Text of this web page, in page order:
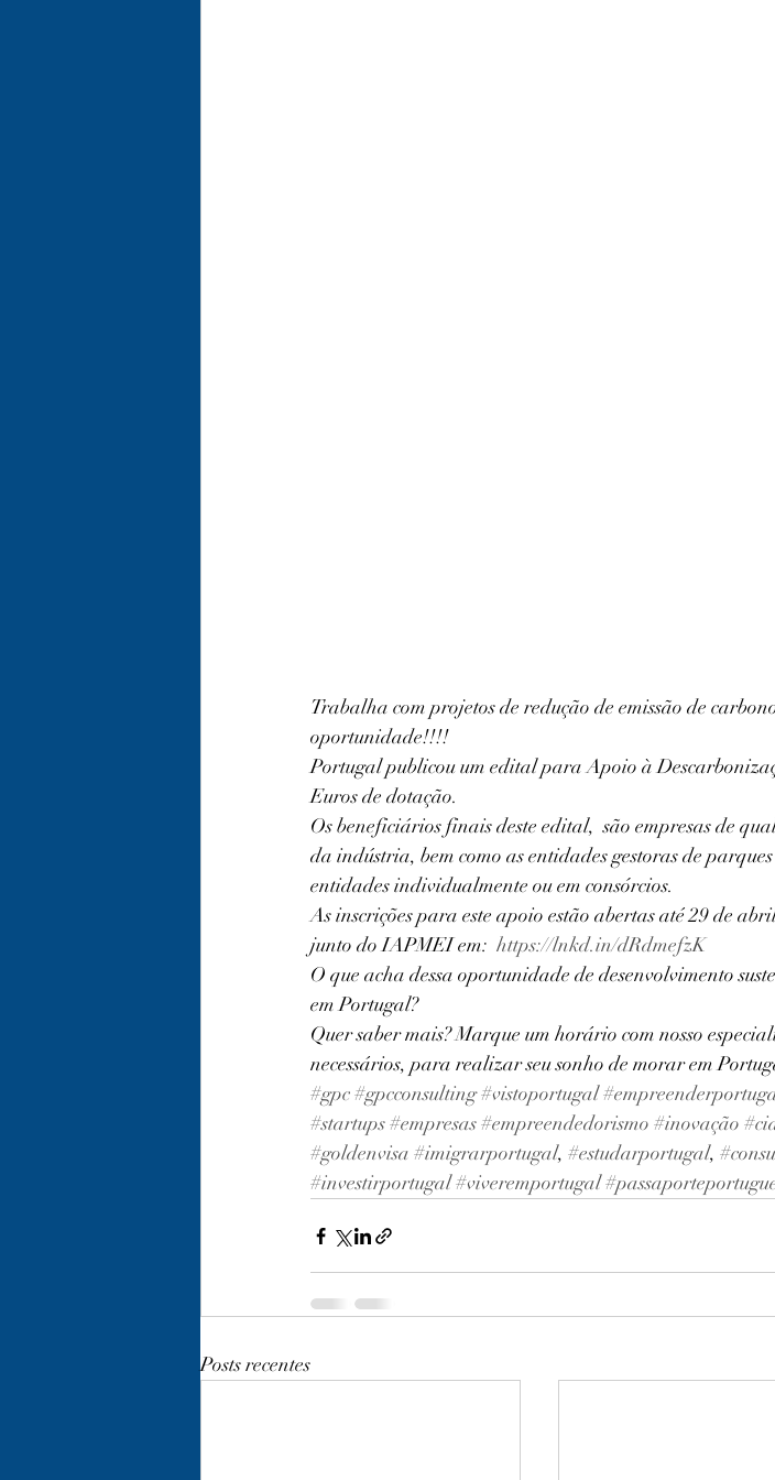
Trabalha com projetos de redução de emissão de
oportunidade!!!!
Portugal publicou um edital para Apoio à
Euros de dotação.
Os beneficiários finais deste edital,  são empresas de
da indústria, bem como as entidades gestoras de
entidades individualmente ou em consórcios.
As inscrições para este apoio estão abertas até 29 de
junto do IAPMEI em: https://lnkd.in/dRdmefzK
O que acha dessa oportunidade de desenvolvimento
em Portugal?
Quer saber mais? Marque um horário com nosso
necessários, para realizar seu sonho de morar em
#gpc#gpcconsulting#vistoportugal
#startups#empresas#empreendedorismo #inovação
#goldenvisa #imigrarportugal, #estudarportugal,
#investirportugal#viveremportugal
Posts recentes